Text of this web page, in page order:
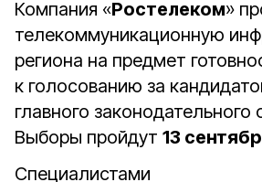
Компания «Ростелеком»
телекоммуникационную
региона на предмет
к голосованию за
главного законодательного
Выборы пройдут 13
Специалистами